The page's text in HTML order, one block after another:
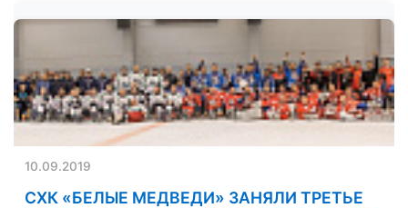
10.09.2019
СХК «БЕЛЫЕ МЕДВЕДИ» ЗАНЯЛИ ТРЕТЬЕ